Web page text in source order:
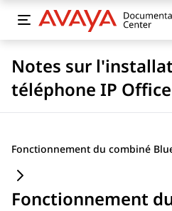
Notes sur
téléphone IP Office
Fonctionnement du combiné
Fonctionnement